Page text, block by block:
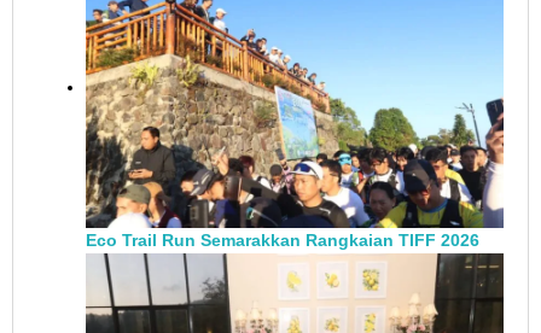
Eco Trail Run Semarakkan Rangkaian TIFF 2026